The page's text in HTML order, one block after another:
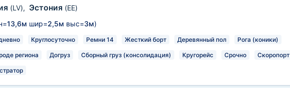
(LV), Эстония (EE)
13,6м шир=2,5м выс=3м)
Круглосуточно Ремни 14 Жесткий борт Деревянный пол Рога (коники)
региона Догруз Сборный груз (консолидация) Кругорейс Срочно Скоропорт